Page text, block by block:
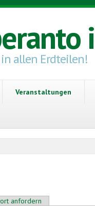
allen Erdteilen!
Veranstaltungen
anfordern